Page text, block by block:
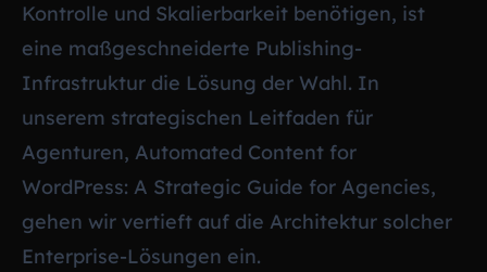
Kontrolle und Skalierbarkeit benötigen, ist
eine maßgeschneiderte Publishing-
Infrastruktur die Lösung der Wahl. In
unserem strategischen Leitfaden für
Agenturen, Automated Content for
WordPress: A Strategic Guide for Agencies,
gehen wir vertieft auf die Architektur solcher
Enterprise-Lösungen ein.